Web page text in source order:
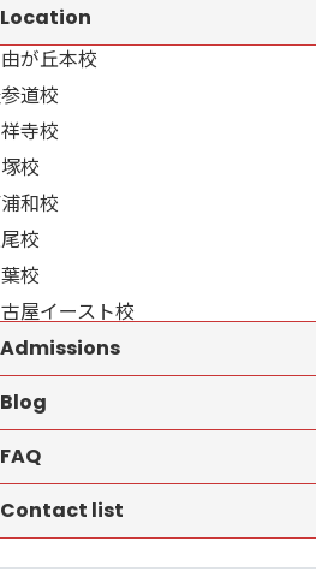
Location
が丘本校
道校
寺校
校
和校
校
校
屋イースト校
Admissions
Blog
FAQ
Contact list